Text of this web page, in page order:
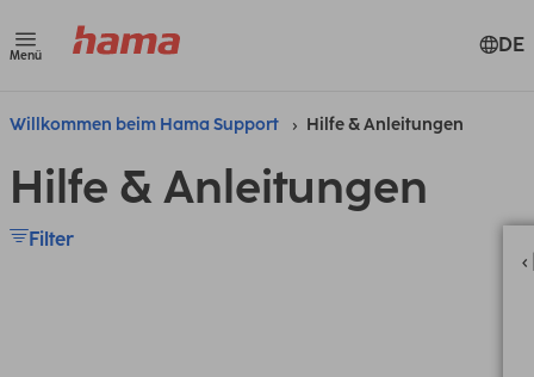
Menü DE
Willkommen beim Hama Support Hilfe & Anleitungen
Hilfe & Anleitungen
Filter